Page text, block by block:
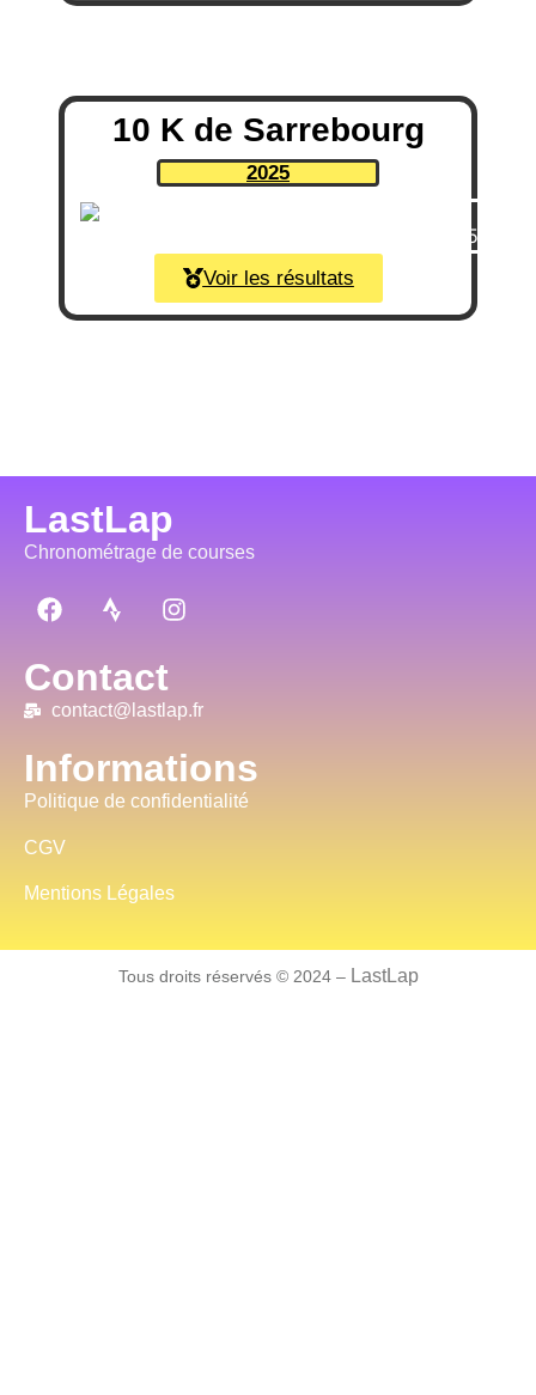
10 K de Sarrebourg
2025
Voir les résultats
LastLap
Chronométrage de courses
Contact
contact@lastlap.fr
Informations
Politique de confidentialité
CGV
Mentions Légales
Tous droits réservés © 2024 – LastLap